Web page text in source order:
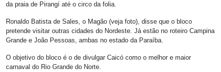
da praia de Pirangí até o circo da folia.
Ronaldo Batista de Sales, o Magão (veja foto), disse que o bloco
pretende visitar outras cidades do Nordeste. Já estão no roteiro Campina
Grande e João Pessoas, ambas no estado da Paraíba.
O objetivo do bloco é o de divulgar Caicó como o melhor e maior
carnaval do Rio Grande do Norte.